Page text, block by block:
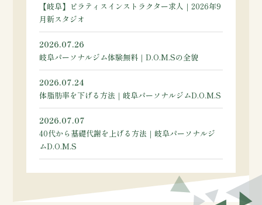
【岐阜】ピラティスインストラクター求人｜2026年9
月新スタジオ
2026.07.26
岐阜パーソナルジム体験無料｜D.O.M.Sの全貌
2026.07.24
体脂肪率を下げる方法｜岐阜パーソナルジムD.O.M.S
2026.07.07
40代から基礎代謝を上げる方法｜岐阜パーソナルジ
ムD.O.M.S